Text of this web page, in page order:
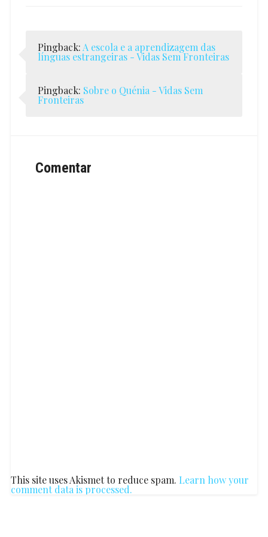
Pingback:A escola e a aprendizagem das
línguas estrangeiras - Vidas Sem Fronteiras
Pingback: Sobre o Quénia - Vidas Sem
Fronteiras
Comentar
This site uses Akismet to reduce spam. Learn how your
comment data is processed.